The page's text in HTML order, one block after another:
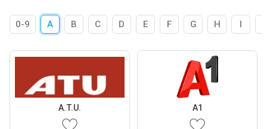
0-9 A B C D E F G H I
A.T.U. A1